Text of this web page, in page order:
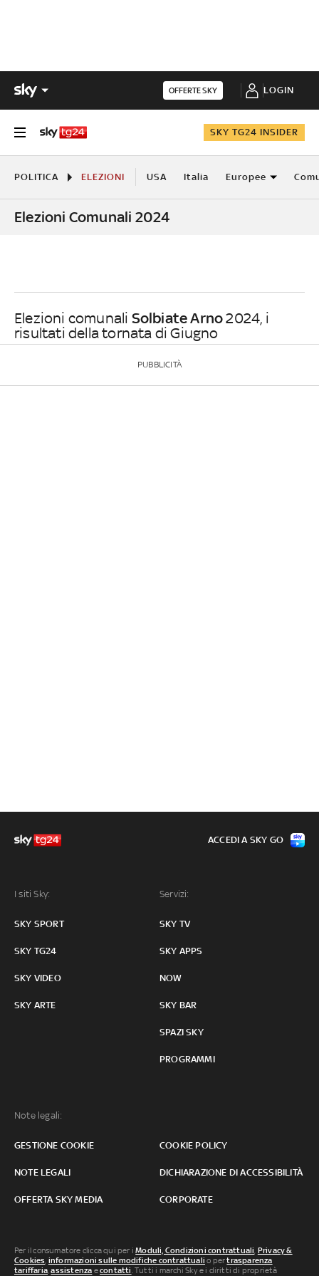
OFFERTE SKY LOGIN
SKY TG24 INSIDER
POLITICA ELEZIONI USA Italia Europee
Elezioni Comunali 2024
Elezioni comunali Solbiate Arno2024, i
risultati della tornata di Giugno
PUBBLICITÀ
I siti Sky:
SKY SPORT
SKY TG24
SKY VIDEO
SKY ARTE
Servizi:
SKY TV
SKY APPS
NOW
SKY BAR
SPAZI SKY
PROGRAMMI
Note legali:
GESTIONE COOKIE COOKIE POLICY
NOTE LEGALI DICHIARAZIONE DI ACCESSIBILITÀ
OFFERTA SKY MEDIA CORPORATE
ACCEDI A SKY GO
Per il consumatore clicca qui per iModuli, Condizioni contrattuali, Privacy &
Cookies, informazioni sulle modifiche contrattuali o pertrasparenza
tariffaria,assistenza econtatti. Tutti i marchi Sky e i diritti di proprietà